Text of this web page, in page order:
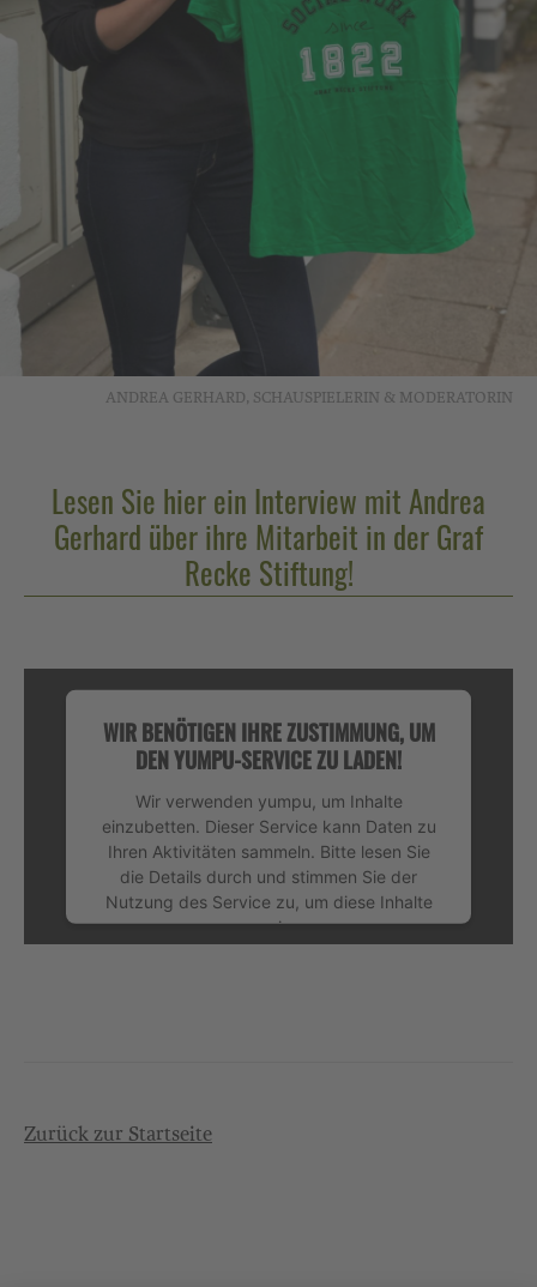
ANDREA GERHARD, SCHAUSPIELERIN & MODERATORIN
Lesen Sie hier ein Interview mit Andrea
Gerhard über ihre Mitarbeit in der Graf
Recke Stiftung!
WIR BENÖTIGEN IHRE ZUSTIMMUNG, UM
DEN YUMPU-SERVICE ZU LADEN!
Wir verwenden yumpu, um Inhalte
einzubetten. Dieser Service kann Daten zu
Ihren Aktivitäten sammeln. Bitte lesen Sie
die Details durch und stimmen Sie der
Nutzung des Service zu, um diese Inhalte
anzuzeigen.
Zurück zur Startseite